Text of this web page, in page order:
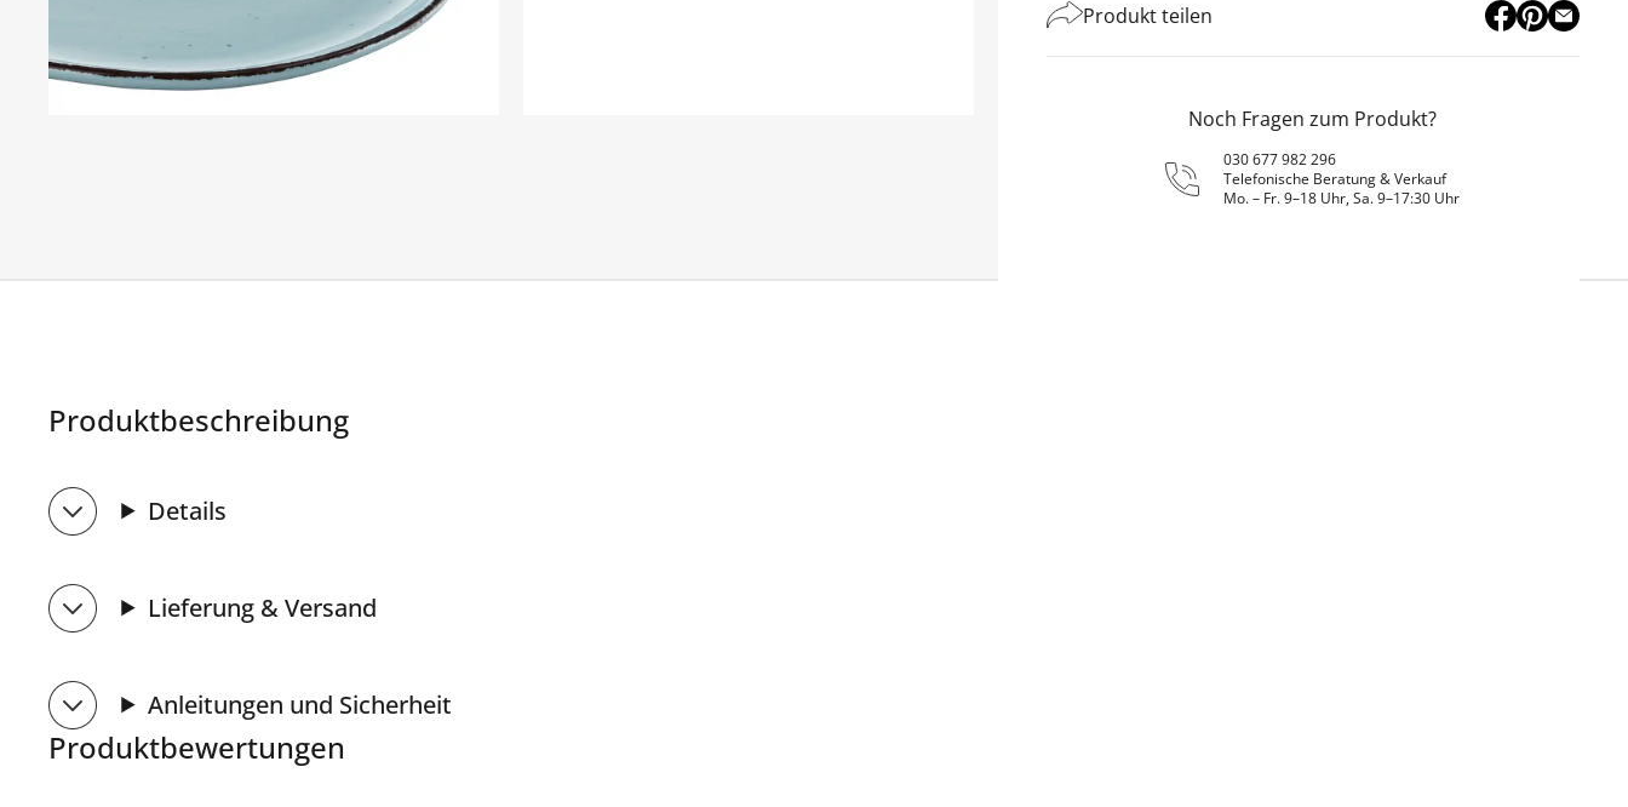
Produkt teilen
Noch Fragen zum Produkt?
030 677 982 296
Telefonische Beratung & Verkauf
Mo. – Fr. 9–18 Uhr, Sa. 9–17:30 Uhr
Produktbeschreibung
Details
Lieferung & Versand
Anleitungen und Sicherheit
Produktbewertungen